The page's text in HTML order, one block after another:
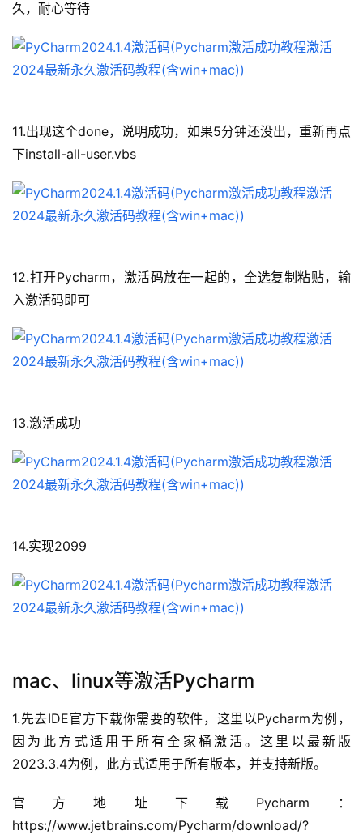
久，耐心等待
11.出现这个done，说明成功，如果5分钟还没出，重新再点
下install-all-user.vbs
12.打开Pycharm，激活码放在一起的，全选复制粘贴，输
入激活码即可
13.激活成功
14.实现2099
mac、linux等激活Pycharm
1.先去IDE官方下载你需要的软件，这里以Pycharm为例，
因为此方式适用于所有全家桶激活。这里以最新版
2023.3.4为例，此方式适用于所有版本，并支持新版。
官方地址下载 Pycharm ：
https://www.jetbrains.com/Pycharm/download/?